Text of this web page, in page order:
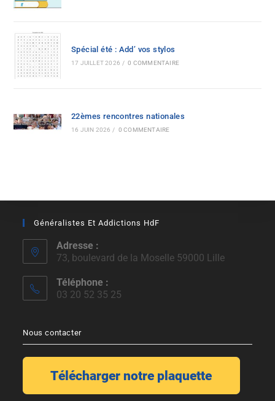
Spécial été : Add’ vos stylos
17 JUILLET 2026 / 0 COMMENTAIRE
22èmes rencontres nationales
16 JUIN 2026 / 0 COMMENTAIRE
Généralistes Et Addictions HdF
Adresse :
73, boulevard de la Moselle 59000 Lille
Téléphone :
03 20 52 35 25
Nous contacter